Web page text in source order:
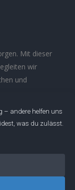
Mit dieser
wir
und